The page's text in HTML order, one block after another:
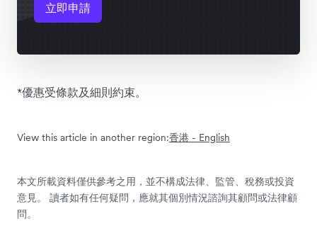
立即申請
*優惠受條款及細則約束。
View this article in another region:香港 - English
本文所載資料僅供參考之用，並不構成法律、監管、稅務或投資
意見。 讀者如有任何疑問，應就其個別情況諮詢其顧問或法律顧
問。